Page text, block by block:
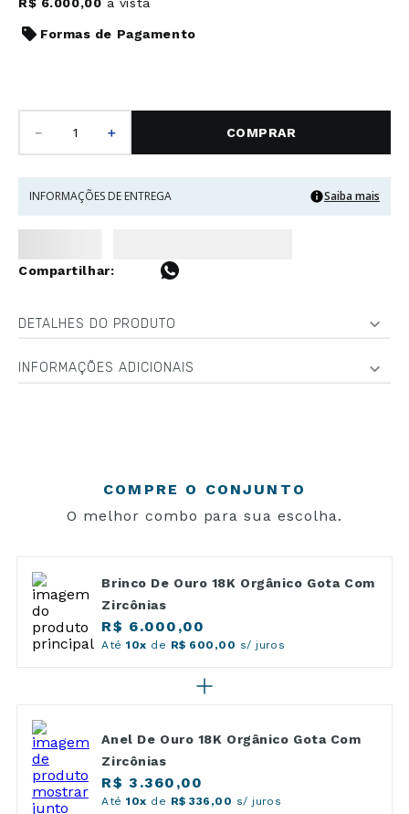
Formas de Pagamento
＋
－ COMPRAR
INFORMAÇÕES DE ENTREGA Saiba mais
DETALHES DO PRODUTO
INFORMAÇÕES ADICIONAIS
COMPRE O CONJUNTO
O melhor combo para sua escolha.
Brinco De Ouro 18K Orgânico Gota Com
Zircônias
R$ 6.000,00
Até10x de R$ 600,00 s/ juros
Anel De Ouro 18K Orgânico Gota Com
Zircônias
R$ 3.360,00
Até10x de R$ 336,00 s/ juros